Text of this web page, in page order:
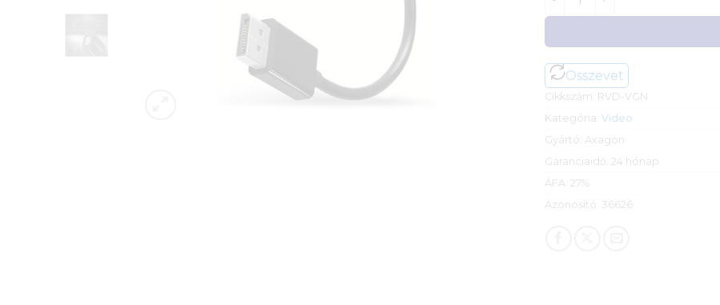
Összevet
Cikkszám: RVD-VGN
Kategória: Video
Gyártó: Axagon
Garanciaidő: 24 hónap
ÁFA: 27%
Azonosító: 36626